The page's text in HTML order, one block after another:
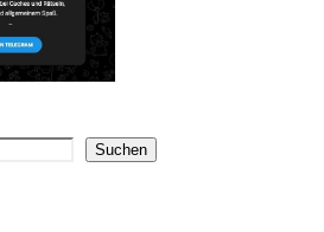
Suchen